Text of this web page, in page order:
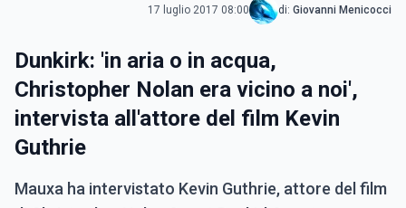
17 luglio 2017 08:00 di: Giovanni Menicocci
Dunkirk: 'in aria o in acqua,
Christopher Nolan era vicino a noi',
intervista all'attore del film Kevin
Guthrie
Mauxa ha intervistato Kevin Guthrie, attore del film